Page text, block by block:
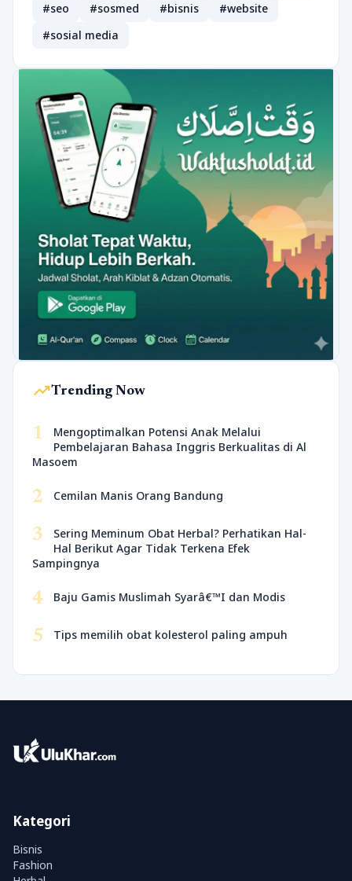
#seo
#sosmed #bisnis
#website
#sosial media
trending_upTrending Now
1
Mengoptimalkan Potensi Anak Melalui
Pembelajaran Bahasa Inggris Berkualitas di Al
Masoem
2 Cemilan Manis Orang Bandung
3
Sering Meminum Obat Herbal? Perhatikan Hal-
Hal Berikut Agar Tidak Terkena Efek
Sampingnya
4 Baju Gamis Muslimah Syarâ€™I dan Modis
5 Tips memilih obat kolesterol paling ampuh
Kategori
Bisnis
Fashion